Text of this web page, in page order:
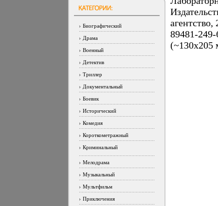
Биографический
Драма
Военный
Детектив
Триллер
Документальный
Боевик
Исторический
Комедия
Короткометражный
Криминальный
Мелодрама
Музыкальный
Мультфильм
Приключения
89481-
(~130х205